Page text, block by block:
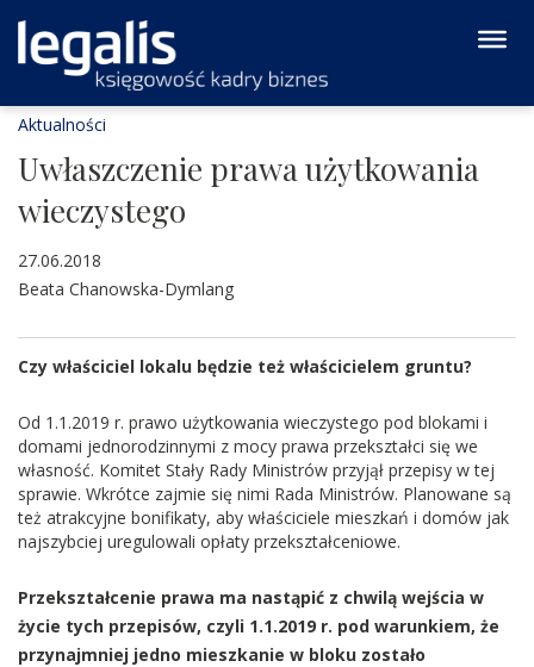
Aktualności
Uwłaszczenie prawa użytkowania
wieczystego
27.06.2018
Beata Chanowska-Dymlang
Czy właściciel lokalu będzie też właścicielem gruntu?
Od 1.1.2019 r. prawo użytkowania wieczystego pod blokami i
domami jednorodzinnymi z mocy prawa przekształci się we
własność. Komitet Stały Rady Ministrów przyjął przepisy w tej
sprawie. Wkrótce zajmie się nimi Rada Ministrów. Planowane są
też atrakcyjne bonifikaty, aby właściciele mieszkań i domów jak
najszybciej uregulowali opłaty przekształceniowe.
Przekształcenie prawa ma nastąpić z chwilą wejścia w
życie tych przepisów, czyli 1.1.2019 r. pod warunkiem, że
przynajmniej jedno mieszkanie w bloku zostało